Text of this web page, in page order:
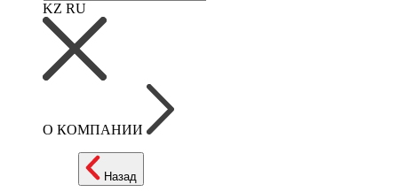
KZ RU
О КОМПАНИИ
Назад